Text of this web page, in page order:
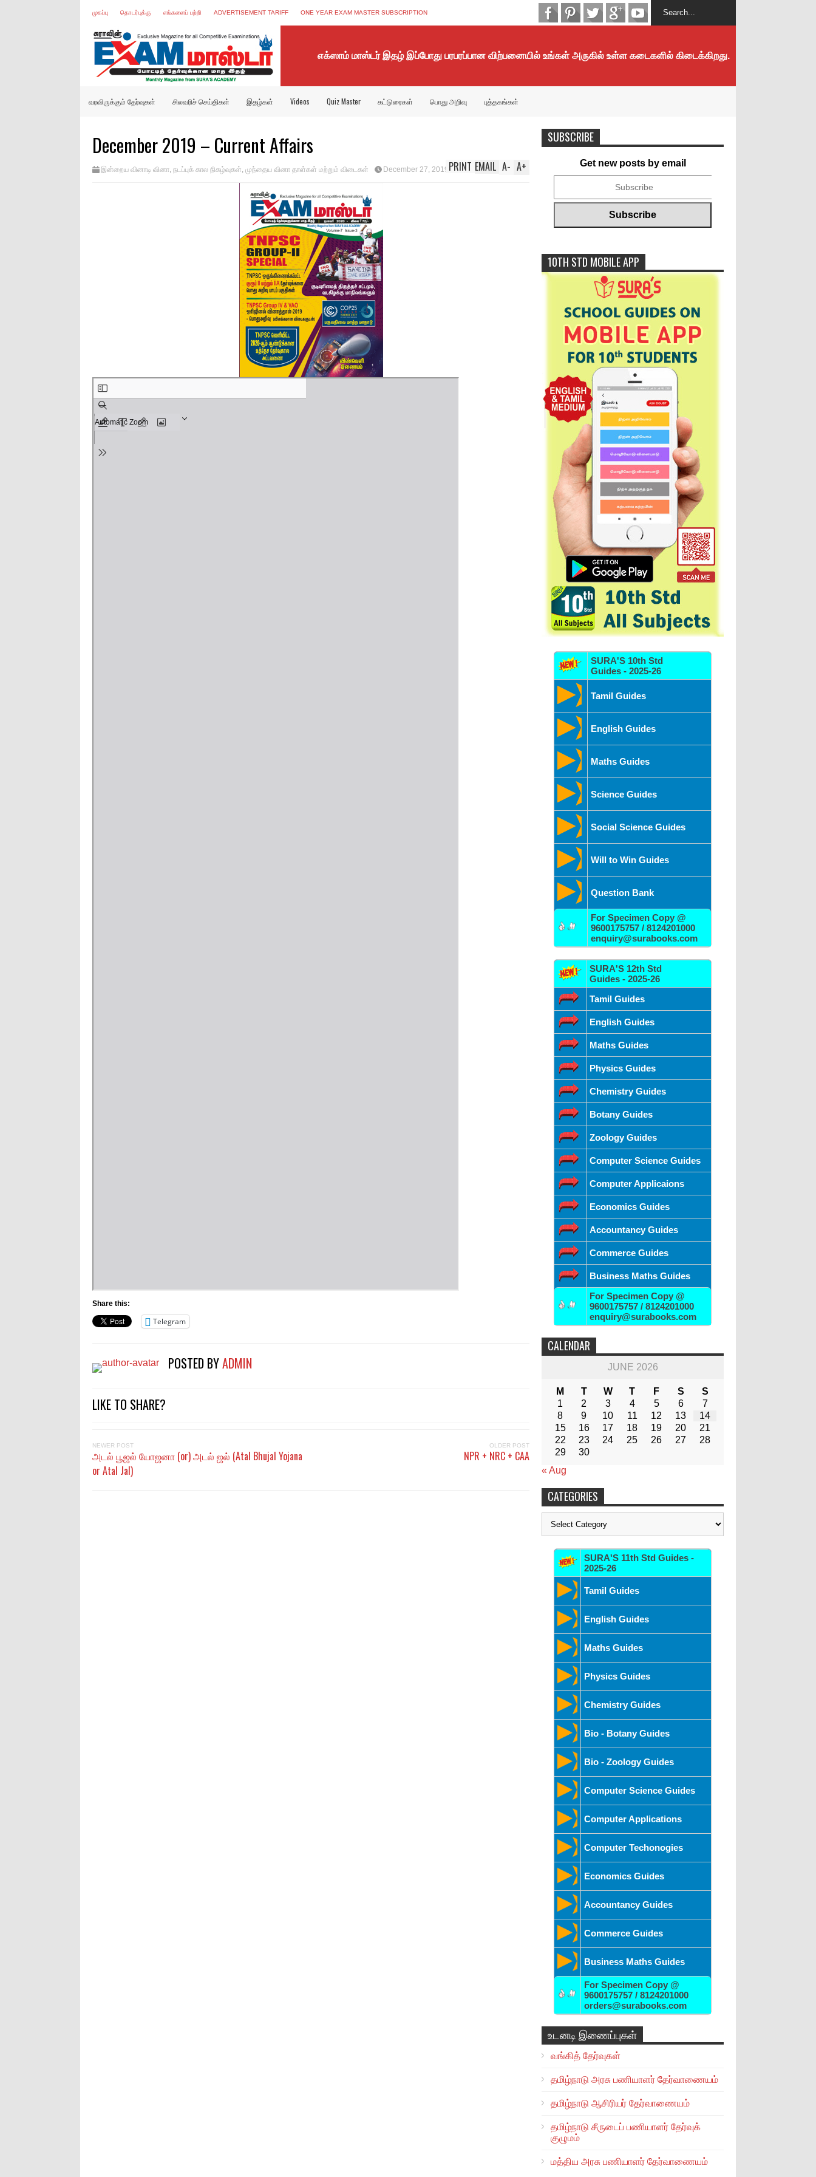
முகப்பு தொடர்புக்கு எங்களைப் பற்றி ADVERTISEMENT TARIFF ONE YEAR EXAM MASTER SUBSCRIPTION
எக்ஸாம் மாஸ்டர் இதழ் இப்போது பரபரப்பான விற்பனையில் உங்கள் அருகில் உள்ள கடைகளில் கிடைக்கிறது.
வரவிருக்கும் தேர்வுகள் சிலவரிச் செய்திகள் இதழ்கள் Videos Quiz Master கட்டுரைகள் பொது அறிவு புத்தகங்கள்
December 2019 – Current Affairs
இன்றைய வினாடி வினா, நடப்புக் கால நிகழ்வுகள், முந்தைய வினா தாள்கள் மற்றும் விடைகள் December 27, 2019 A+
A-
EMAIL
PRINT
Share this:
Telegram
POSTED BYADMIN
LIKE TO SHARE?
NEWER POST
அடல் பூஜல் யோஜனா (or) அடல் ஜல் (Atal Bhujal Yojana
or Atal Jal)
OLDER POST
NPR + NRC + CAA
SUBSCRIBE
Get new posts by email
10TH STD MOBILE APP
SURA'S 10th Std
Guides - 2025-26
Tamil Guides
English Guides
Maths Guides
Science Guides
Social Science Guides
Will to Win Guides
Question Bank
For Specimen Copy @
9600175757 / 8124201000
enquiry@surabooks.com
SURA'S 12th Std
Guides - 2025-26
Tamil Guides
English Guides
Maths Guides
Physics Guides
Chemistry Guides
Botany Guides
Zoology Guides
Computer Science Guides
Computer Applicaions
Economics Guides
Accountancy Guides
Commerce Guides
Business Maths Guides
For Specimen Copy @
9600175757 / 8124201000
enquiry@surabooks.com
CALENDAR
JUNE 2026
M T W T F S
S
1
2 3 4 5 6
7
8
9 10 11 12 13
14
15
16 17 18 19 20
21
22
23 24 25 26 27
28
29
30
« Aug
CATEGORIES
Categories
SURA'S 11th Std Guides -
2025-26
Tamil Guides
English Guides
Maths Guides
Physics Guides
Chemistry Guides
Bio - Botany Guides
Bio - Zoology Guides
Computer Science Guides
Computer Applications
Computer Techonogies
Economics Guides
Accountancy Guides
Commerce Guides
Business Maths Guides
For Specimen Copy @
9600175757 / 8124201000
orders@surabooks.com
உடனடி இணைப்புகள்
வங்கித் தேர்வுகள்
தமிழ்நாடு அரசு பணியாளர் தேர்வாணையம்
தமிழ்நாடு ஆசிரியர் தேர்வாணையம்
தமிழ்நாடு சீருடைப் பணியாளர் தேர்வுக்
குழுமம்
மத்திய அரசு பணியாளர் தேர்வாணையம்